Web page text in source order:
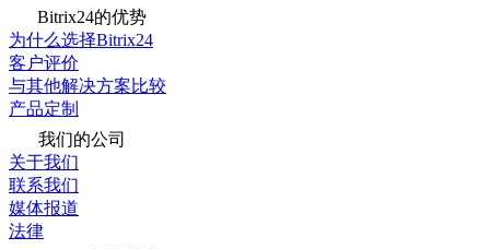
Bitrix24的优势
为什么选择Bitrix24
客户评价
与其他解决方案比较
产品定制
我们的公司
关于我们
联系我们
媒体报道
法律